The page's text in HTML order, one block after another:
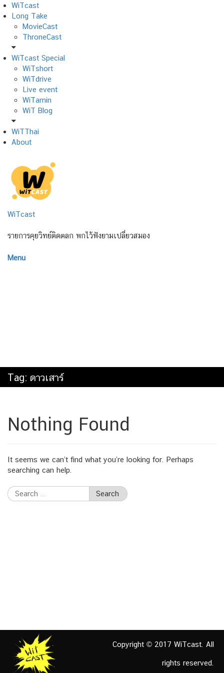
Skip
to
content
WiTcast
Long Take
MovieCast
ThroneCast
WiTcast Special
WiTshort
WiTdrive
Live event
WiTamin
WiT Blog
WiTThai
About
WiTcast
รายการคุยวิทย์ติดตลก พกไว้ฟังยามเปลี่ยวสมอง
Menu
Tag: ดาวเสาร์
Nothing Found
It seems we can’t find what you’re looking for. Perhaps
searching can help.
Search
for:
Copyright © 2017 WiTcast. All
rights reserved.